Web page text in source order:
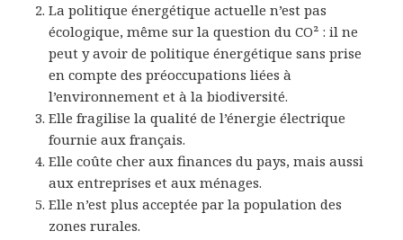
La politique énergétique actuelle n’est pas
écologique, même sur la question du CO² : il ne
peut y avoir de politique énergétique sans prise
en compte des préoccupations liées à
l’environnement et à la biodiversité.
Elle fragilise la qualité de l’énergie électrique
fournie aux français.
Elle coûte cher aux finances du pays, mais aussi
aux entreprises et aux ménages.
Elle n’est plus acceptée par la population des
zones rurales.